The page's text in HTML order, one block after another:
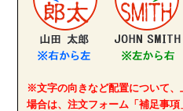
※文字の向きなど配置について
場合は、注文フォーム「補足事項